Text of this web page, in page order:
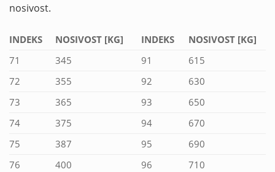
nosivost.
INDEKS NOSIVOST [KG] INDEKS
NOSIVOST [KG]
71
345 91
615
72
355 92
630
73
365 93
650
74
375 94
670
75
387 95
690
76
400 96 710